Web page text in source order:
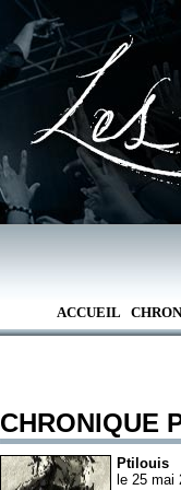
ACCUEIL
CHRONIQUE
Ptilouis
le 25 mai